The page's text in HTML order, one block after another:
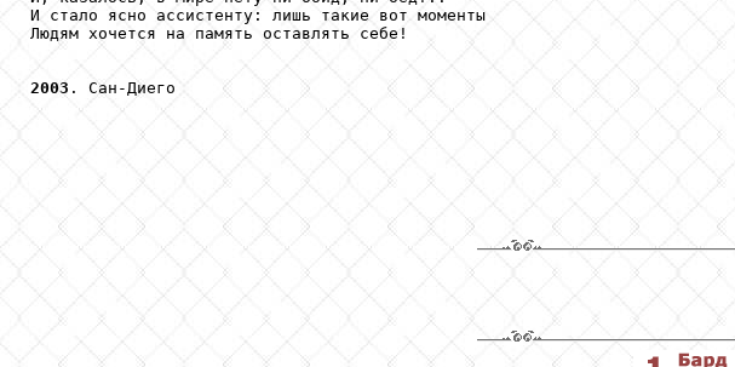
И стало ясно ассистенту: лишь такие вот моменты
Людям хочется на память оставлять себе!
2003 . Сан-Диего